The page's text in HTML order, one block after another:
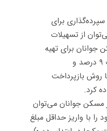
۱۵ سال با سپرده‌گذاری برای
از تسهیلات
برای تهیه
مسکن با نرخ سود تسهیلات ۹ درصد و
۲۰ سال با روش بازپرداخت
کرد.
مسکن جوانان می‌توان
را با واریز حداقل مبلغ